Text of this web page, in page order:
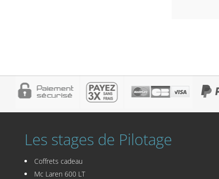
Les stages de Pilotage
Coffrets cadeau
Mc Laren 600 LT